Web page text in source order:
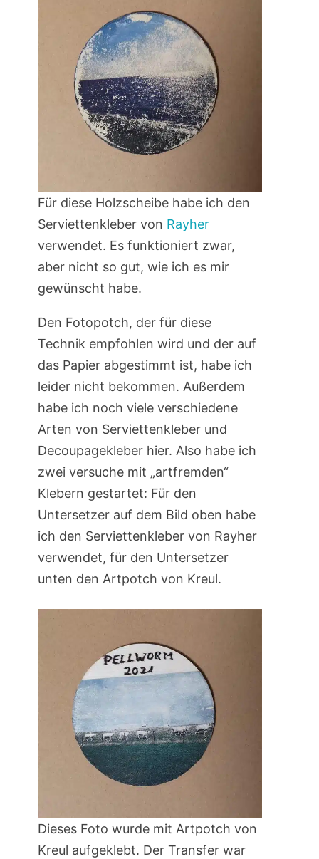
Für diese Holzscheibe habe ich den
Serviettenkleber von Rayher
verwendet. Es funktioniert zwar,
aber nicht so gut, wie ich es mir
gewünscht habe.
Den Fotopotch, der für diese
Technik empfohlen wird und der auf
das Papier abgestimmt ist, habe ich
leider nicht bekommen. Außerdem
habe ich noch viele verschiedene
Arten von Serviettenkleber und
Decoupagekleber hier. Also habe ich
zwei versuche mit „artfremden“
Klebern gestartet: Für den
Untersetzer auf dem Bild oben habe
ich den Serviettenkleber von Rayher
verwendet, für den Untersetzer
unten den Artpotch von Kreul.
Dieses Foto wurde mit Artpotch von
Kreul aufgeklebt. Der Transfer war